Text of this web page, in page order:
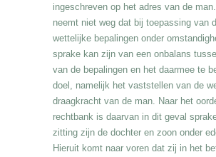
ingeschreven op het adres van de
neemt niet weg dat bij toepassing van
wettelijke bepalingen onder
sprake kan zijn van een onbalans
van de bepalingen en het daarmee te
doel, namelijk het vaststellen van de
draagkracht van de man. Naar het
rechtbank is daarvan in dit geval
zitting zijn de dochter en zoon onder
Hieruit komt naar voren dat zij in het